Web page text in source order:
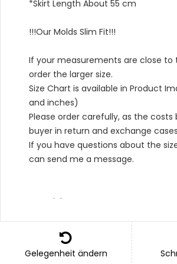
*Skirt Length About 55 cm
!!!Our Molds Slim Fit!!!
If your measurements are close to
order the larger size.
Size Chart is available in Product
and inches)
Please order carefully, as the
buyer in return and exchange
If you have questions about the
can send me a message.
Material Type :
*Outer: 100% Cotton,
*Bottom: 100% Cotton,
*Lining: 100% Cotton
Gelegenheit ändern